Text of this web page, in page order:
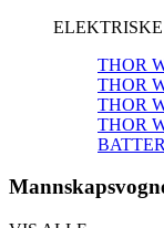
THOR
THOR
THOR
THOR